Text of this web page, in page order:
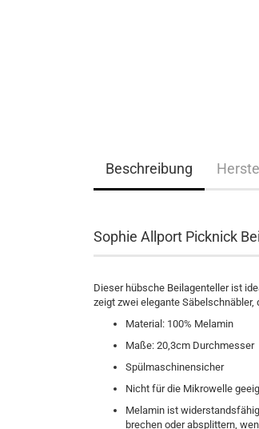
Beschreibung
Sophie Allport Picknick
Dieser hübsche Beilagenteller ist
zeigt zwei elegante
Material: 100% Melamin
Maße: 20,3cm Durchmesser
Spülmaschinensicher
Nicht für die Mikrowelle
Melamin ist
brechen oder absplittern,